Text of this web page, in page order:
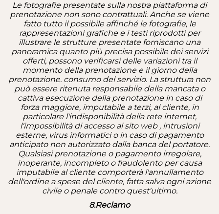
Le fotografie presentate sulla nostra piattaforma di
prenotazione non sono contrattuali. Anche se viene
fatto tutto il possibile affinché le fotografie, le
rappresentazioni grafiche e i testi riprodotti per
illustrare le strutture presentate forniscano una
panoramica quanto più precisa possibile dei servizi
offerti, possono verificarsi delle variazioni tra il
momento della prenotazione e il giorno della
prenotazione. consumo del servizio. La struttura non
può essere ritenuta responsabile della mancata o
cattiva esecuzione della prenotazione in caso di
forza maggiore, imputabile a terzi, al cliente, in
particolare l'indisponibilità della rete internet,
l'impossibilità di accesso al sito web , intrusioni
esterne, virus informatici o in caso di pagamento
anticipato non autorizzato dalla banca del portatore.
Qualsiasi prenotazione o pagamento irregolare,
inoperante, incompleto o fraudolento per causa
imputabile al cliente comporterà l'annullamento
dell'ordine a spese del cliente, fatta salva ogni azione
civile o penale contro quest'ultimo.
8.Reclamo